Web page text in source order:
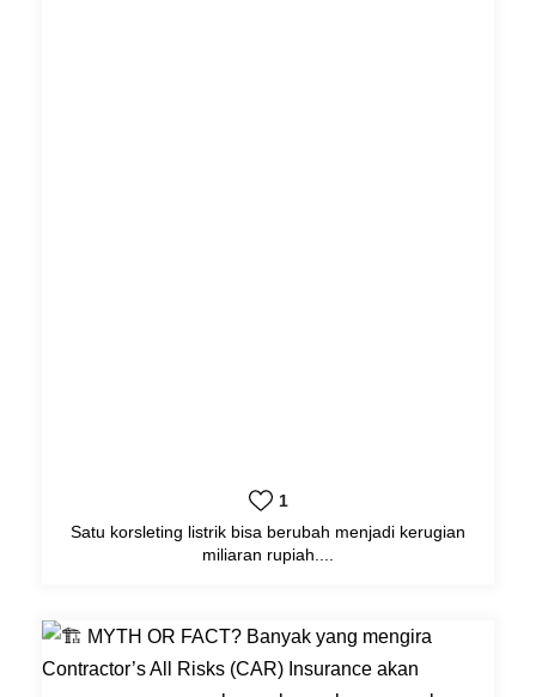
1
Satu korsleting listrik bisa berubah menjadi kerugian
miliaran rupiah....